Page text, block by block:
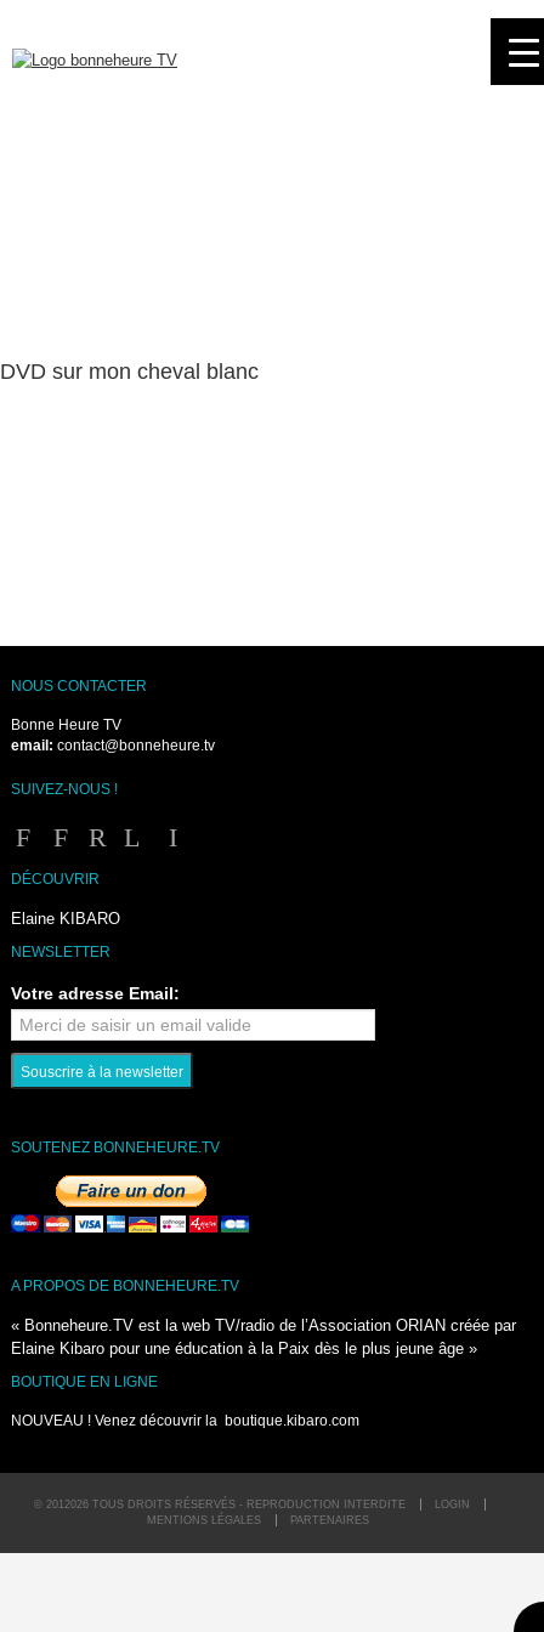
navigation
DVD sur mon cheval blanc
NOUS CONTACTER
Bonne Heure TV
email: contact@bonneheure.tv
SUIVEZ-NOUS !
DÉCOUVRIR
Elaine KIBARO
NEWSLETTER
Votre adresse Email:
SOUTENEZ BONNEHEURE.TV
A PROPOS DE BONNEHEURE.TV
« Bonneheure.TV est la web TV/radio de l’Association ORIAN créée par
Elaine Kibaro pour une éducation à la Paix dès le plus jeune âge »
BOUTIQUE EN LIGNE
NOUVEAU ! Venez découvrir la boutique.kibaro.com
© 2012026 TOUS DROITS RÉSERVÉS - REPRODUCTION INTERDITE
LOGIN
MENTIONS LÉGALES
PARTENAIRES